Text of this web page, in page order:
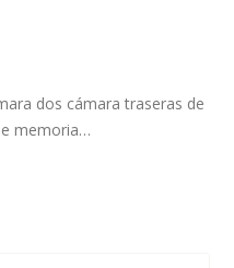
dos cámara traseras de
memoria…